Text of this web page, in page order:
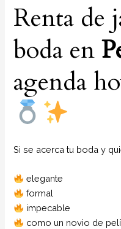
Renta de
boda en
agenda
Si se acerca tu boda y
elegante
formal
impecable
como un novio de